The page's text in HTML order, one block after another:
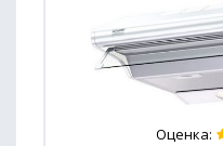
Оценка: